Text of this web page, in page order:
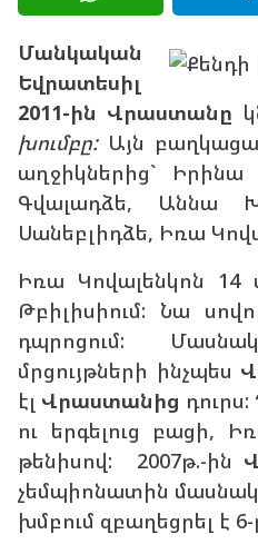
1
4
տ
ա
ր
ի
a
g
Մանկական
Եվրատեսիլ
2011-ին Վրաստանը
խումբը:Այն
աղջիկներից`
Գվալադձե, Աննա
Սանեբլիդձե, Իռա
Իռա Կովալենկոն 14
Թբիլիսիում: Նա
դպրոցում:
մրցույթների ինչպես
էլ Վրաստանից
ու երգելուց բացի,
թենիսով: 2007թ.-ին
չեմպիոնատին
խմբում զբաղեցրել է